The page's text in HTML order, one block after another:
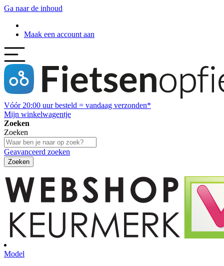
Ga naar de inhoud
Maak een account aan
Vóór 20:00 uur besteld = vandaag verzonden*
Mijn winkelwagentje
Zoeken
Zoeken
Geavanceerd zoeken
Zoeken
Model